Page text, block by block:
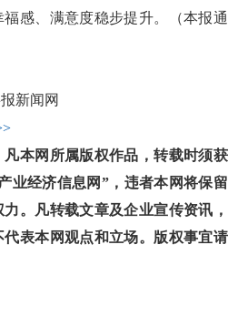
感、满意度稳步提升。（本报通
新闻网
本网所属版权作品，转载时须获
业经济信息网”，违者本网将保留
。凡转载文章及企业宣传资讯，
表本网观点和立场。版权事宜请